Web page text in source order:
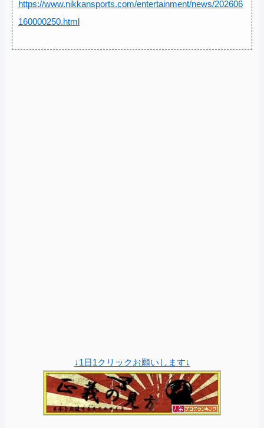
https://www.nikkansports.com/entertainment/news/202606
160000250.html
↓1日1クリックお願いします↓